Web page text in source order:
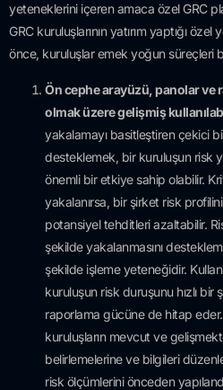
yeteneklerini içeren amaca özel GRC
GRC kuruluşlarının yatırım yaptığı
önce, kuruluşlar emek yoğun süreçleri
Ön cephe arayüzü, panolar ve
olmak üzere gelişmiş
yakalamayı basitleştiren çekici
desteklemek, bir kuruluşun risk
önemli bir etkiye sahip olabilir.
yakalanırsa, bir şirket risk
potansiyel tehditleri azaltabilir.
şekilde yakalanmasını
şekilde işleme yeteneğidir.
kuruluşun risk duruşunu hızlı
raporlama gücüne de hitap
kuruluşların mevcut ve
belirlemelerine ve bilgileri
risk ölçümlerini önceden